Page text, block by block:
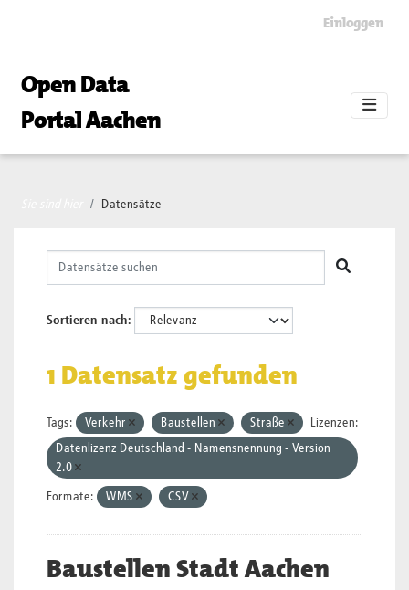
Einloggen
Open Data
Portal Aachen
Datensätze
Sortieren nach
1 Datensatz gefunden
Tags: Verkehr Baustellen Straße
Lizenzen:
Datenlizenz Deutschland - Namensnennung - Version
2.0
Formate: WMS CSV
Baustellen Stadt Aachen